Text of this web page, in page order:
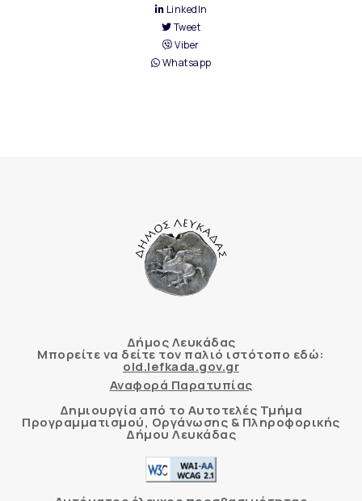
LinkedIn
Tweet
Viber
Whatsapp
Δήμος Λευκάδας
Μπορείτε να δείτε τον παλιό ιστότοπο εδώ:
old.lefkada.gov.gr
Αναφορά Παρατυπίας
Δημιουργία από το Αυτοτελές Τμήμα
Προγραμματισμού, Οργάνωσης & Πληροφορικής
Δήμου Λευκάδας